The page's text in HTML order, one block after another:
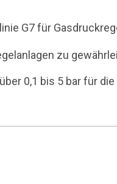
G7 für
zu
0,1 bis 5 bar für